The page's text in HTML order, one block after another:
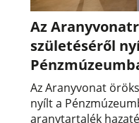
Az
születéséről
Az Aranyvonat
nyílt a
aranytartalék